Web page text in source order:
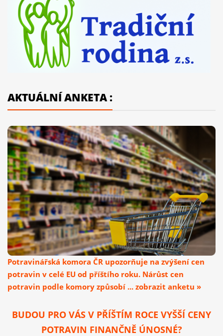
AKTUÁLNÍ ANKETA :
Potravinářská komora ČR upozorňuje na zvýšení cen
potravin v celé EU od příštího roku. Nárůst cen
potravin podle komory způsobí ... zobrazit anketu »
BUDOU PRO VÁS V PŘÍŠTÍM ROCE VYŠŠÍ CENY
POTRAVIN FINANČNĚ ÚNOSNÉ?